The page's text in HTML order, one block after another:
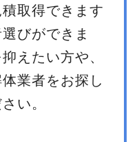
取得できます
びができま
えたい方や、
業者をお探し
い。